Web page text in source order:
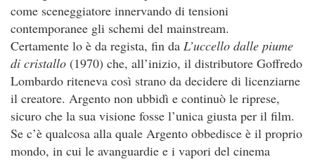
come sceneggiatore innervando di tensioni
contemporanee gli schemi del mainstream.
Certamente lo è da regista, fin da L’uccello dalle piume
di cristallo (1970) che, all’inizio, il distributore Goffredo
Lombardo riteneva così strano da decidere di licenziarne
il creatore. Argento non ubbidì e continuò le riprese,
sicuro che la sua visione fosse l’unica giusta per il film.
Se c’è qualcosa alla quale Argento obbedisce è il proprio
mondo, in cui le avanguardie e i vapori del cinema